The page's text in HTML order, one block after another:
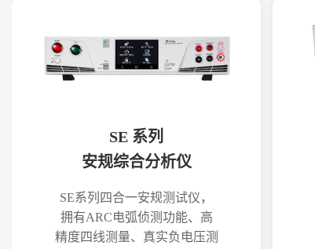
SE 系列
安规综合分析仪
SE系列四合一安规测试仪，
拥有ARC电弧侦测功能、高
精度四线测量、真实负电压测